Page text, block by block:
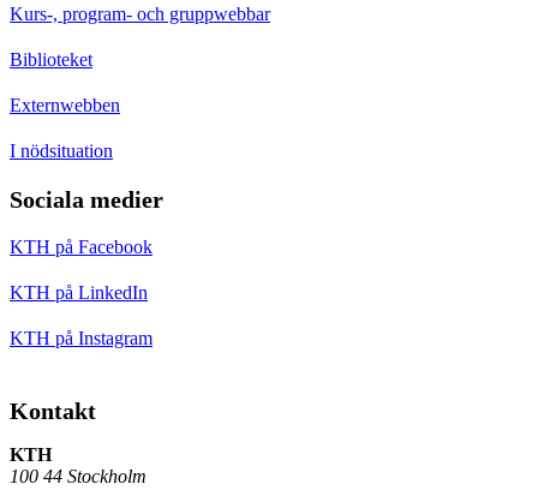
Kurs-, program- och gruppwebbar
Biblioteket
Externwebben
I nödsituation
Sociala medier
KTH på Facebook
KTH på LinkedIn
KTH på Instagram
Kontakt
KTH
100 44 Stockholm